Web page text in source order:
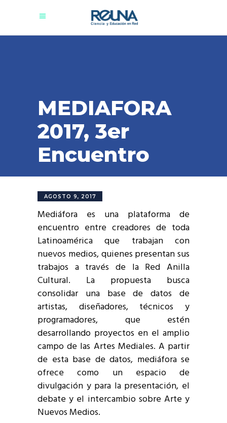
MEDIAFORA
2017, 3er
Encuentro
AGOSTO 9, 2017
Mediáfora es una plataforma de
encuentro entre creadores de toda
Latinoamérica que trabajan con
nuevos medios, quienes presentan sus
trabajos a través de la Red Anilla
Cultural. La propuesta busca
consolidar una base de datos de
artistas, diseñadores, técnicos y
programadores, que estén
desarrollando proyectos en el amplio
campo de las Artes Mediales. A partir
de esta base de datos, mediáfora se
ofrece como un espacio de
divulgación y para la presentación, el
debate y el intercambio sobre Arte y
Nuevos Medios.